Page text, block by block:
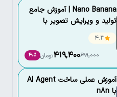
Nano Banana |‌ آموزش جامع
تولید و ویرایش تصویر با
4.3
699,000
419,400تومان 40٪
آموزش عملی ساخت AI Agent
با n8n